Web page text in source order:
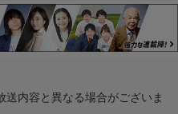
送内容と異なる場合がございま